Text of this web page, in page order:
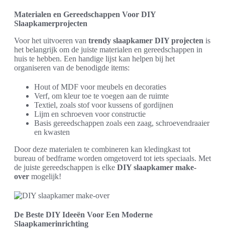
Materialen en Gereedschappen Voor DIY
Slaapkamerprojecten
Voor het uitvoeren van trendy slaapkamer DIY projecten is
het belangrijk om de juiste materialen en gereedschappen in
huis te hebben. Een handige lijst kan helpen bij het
organiseren van de benodigde items:
Hout of MDF voor meubels en decoraties
Verf, om kleur toe te voegen aan de ruimte
Textiel, zoals stof voor kussens of gordijnen
Lijm en schroeven voor constructie
Basis gereedschappen zoals een zaag, schroevendraaier
en kwasten
Door deze materialen te combineren kan kledingkast tot
bureau of bedframe worden omgetoverd tot iets speciaals. Met
de juiste gereedschappen is elke DIY slaapkamer make-
over mogelijk!
De Beste DIY Ideeën Voor Een Moderne
Slaapkamerinrichting